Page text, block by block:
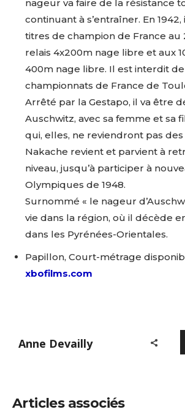
nageur va faire de la résistance
continuant à s’entraîner. En
titres de champion de France au
relais 4x200m nage libre et aux
400m nage libre. Il est interdit
championnats de France de
Arrêté par la Gestapo, il va être
Auschwitz, avec sa femme et sa
qui, elles, ne reviendront pas
Nakache revient et parvient à
niveau, jusqu’à participer à
Olympiques de 1948.
Surnommé « le nageur
vie dans la région, où il décède
dans les Pyrénées-Orientales.
Papillon, Court-métrage
xbofilms.com
Anne Devailly
Articles associés